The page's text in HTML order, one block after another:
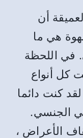
أن
هي ما
. في اللحظة
كل أنواع
لقد كنت دائما
الجنسي.
الأعراض ،